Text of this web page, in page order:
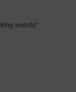
events“